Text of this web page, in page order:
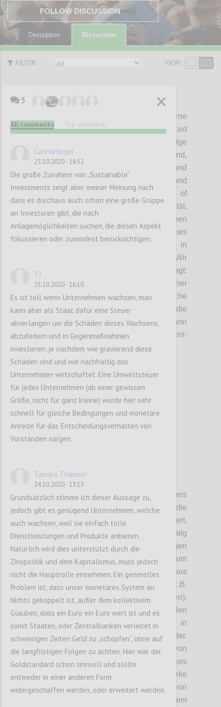
FOLLOW DISCUSSION
Description Discussion
FILTER: VIEW:
Moderne
Managementsysteme wie z.B die Balanced
Scorecard und Bonussysteme, die auf Erfolge
in ein bis
zwei Jahren ausgelegt sind,
begünstigen kurzfristiges Denken und
zerstören langfristige Lösungen und
Innovation. Das Postulat der
Economy of
Scales fördert zudem Quantität vor Qualität,
was Staaten
wie China kurzfristig gewinnen
lässt. Ist es an der Zeit, ein völlig neues
Verständnis dafür, wie wir Wert in
Wir
haben uns in dieser Diskussion daher gefragt:
Was bedeutet Unternehmenserfolg? Welcher
Logik folgen daher Bonussysteme und welche
weiteren Faktoren beeinflusse
die
Ausgestaltung dieser Systeme? Wie
kann
langfristiges Denken in Management-
Bonussysteme implementiert werden?
P2
Kritische Unsicherheiten: Als besonders
kritische Unsicherheitwurde die
vorherrschende Kennzahlenlogik identifziert,
anhand derer in Unternehmen der Erfolg
gemessen und bewertet. Derzeit folgen
Kennzahlen dem Grundsatz: „Wachstum um
jeden Preis“ und bestehen hauptsächlich aus
monetären und kurzfristigen Kennzahlen (z.B.
Effizienzssteigerung, Wachstumsraten).
Soziale oder ökologische Kennzahlen fehlen
undspiegelnsich daher auch nicht in
Management- undBonussystemen wider.
Auch werden langfristige Auswirkungen von
KPIs nicht gemessen und bewertet. Dieses
Denken wird durch die starke
Vergangenheitsperspektive von
zudem
5
All comments Top comments
CarinaHinger
25.10.2020 - 16:52
Die große Zunahme von „Sustainable“
Investments zeigt aber meiner Meinung nach
dass es durchaus auch schon eine große Gruppe
an Investoren gibt, die nach
Anlagemöglichkeiten suchen, die diesen Aspekt
fokussieren oder zumindest berücksichtigen.
TJ
25.10.2020 - 16:10
Es ist toll wenn Unternehmen wachsen, man
kann aber als Staat dafür eine Steuer
abverlangen um die Schäden dieses Wachsens
abzufedern und in Gegenmaßnahmen
investieren, je nachdem wie gravierend diese
Schäden sind und wie nachhaltig das
Unternehmen wirtschaftet. Eine Umweltsteuer
für jedes Unternehmen (ab einer gewissen
Größe, nicht für ganz kleine) würde hier sehr
schnell für gleiche Bedingungen und monetäre
Anreize für das Entscheidungsverhalten von
Vorständen sorgen.
Tamara Thanner
24.10.2020 - 13:13
Grundsätzlich stimme ich dieser Aussage zu,
jedoch gibt es genügend Unternehmen, welche
auch wachsen, weil sie einfach tolle
Dienstleistungen und Produkte anbieten.
Natürlich wird dies unterstützt durch die
Zinspolitik und dem Kapitalismus, muss jedoch
nicht die Hauptrolle einnehmen. Ein generelles
Problem ist, dass unser monetäres System an
Nichts gekoppelt ist, außer dem kollektivem
Glauben, dass ein Euro ein Euro wert ist und es
somit Staaten, oder Zentralbanken verleitet in
schwierigen Zeiten Geld zu „schöpfen“, ohne auf
die langfristigen Folgen zu achten. Hier war der
Goldstandard schon sinnvoll und sollte
entweder in einer anderen Form
widergeschaffen werden, oder erweitert werden.